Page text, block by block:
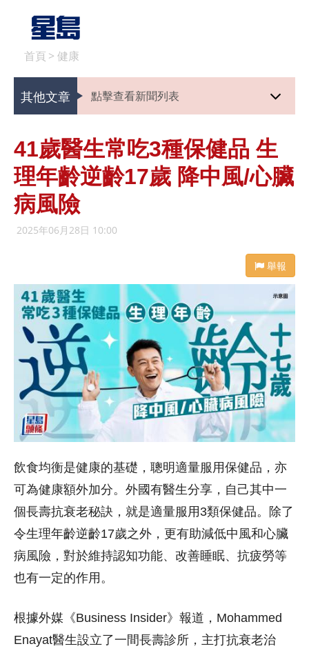
首頁 > 健康
其他文章 點擊查看新聞列表
41歲醫生常吃3種保健品 生
理年齡逆齡17歲 降中風/心臟
病風險
2025年06月28日 10:00
舉報
飲食均衡是健康的基礎，聰明適量服用保健品，亦
可為健康額外加分。外國有醫生分享，自己其中一
個長壽抗衰老秘訣，就是適量服用3類保健品。除了
令生理年齡逆齡17歲之外，更有助減低中風和心臟
病風險，對於維持認知功能、改善睡眠、抗疲勞等
也有一定的作用。
根據外媒《Business Insider》報道，Mohammed
Enayat醫生設立了一間長壽診所，主打抗衰老治